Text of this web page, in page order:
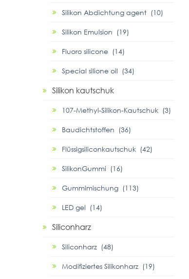
Silikon Abdichtung agent (10)
Silikon Emulsion (19)
Fluoro silicone (14)
Special silione oil (34)
Silikon kautschuk
107-Methyl-Silikon-Kautschuk (3)
Baudichtstoffen (36)
Flüssigsiliconkautschuk (42)
SilikonGummi (16)
Gummimischung (113)
LED gel (14)
Siliconharz
Siliconharz (48)
Modifiziertes Silikonharz (19)